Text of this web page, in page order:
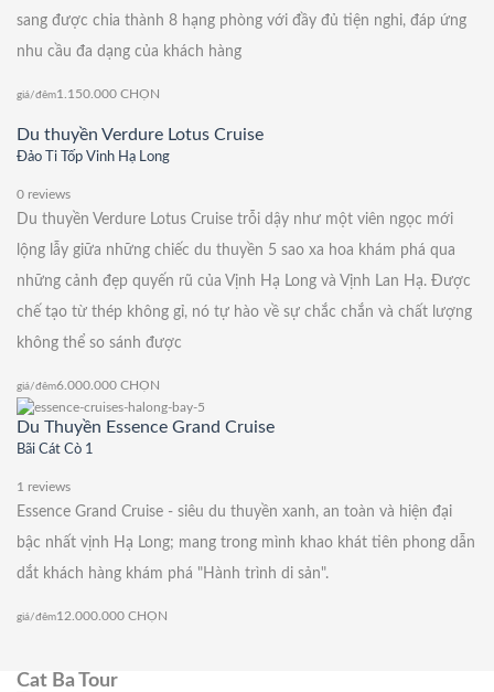
sang được chia thành 8 hạng phòng với đầy đủ tiện nghi, đáp ứng
nhu cầu đa dạng của khách hàng
giá/đêm1.150.000 CHỌN
Du thuyền Verdure Lotus Cruise
Đảo Ti Tốp Vinh Hạ Long
0 reviews
Du thuyền Verdure Lotus Cruise trỗi dậy như một viên ngọc mới
lộng lẫy giữa những chiếc du thuyền 5 sao xa hoa khám phá qua
những cảnh đẹp quyến rũ của Vịnh Hạ Long và Vịnh Lan Hạ. Được
chế tạo từ thép không gỉ, nó tự hào về sự chắc chắn và chất lượng
không thể so sánh được
giá/đêm6.000.000 CHỌN
Du Thuyền Essence Grand Cruise
Bãi Cát Cò 1
1 reviews
Essence Grand Cruise - siêu du thuyền xanh, an toàn và hiện đại
bậc nhất vịnh Hạ Long; mang trong mình khao khát tiên phong dẫn
dắt khách hàng khám phá "Hành trình di sản".
giá/đêm12.000.000 CHỌN
Cat Ba Tour